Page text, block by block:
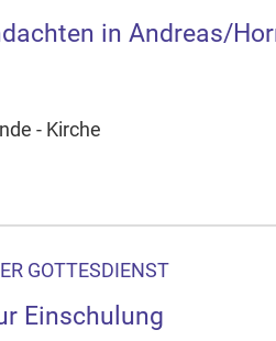
in Andreas/
- Kirche
GOTTESDIENST
Einschulung